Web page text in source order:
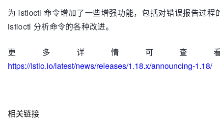
为 istioctl 命令增加了一些增强功能，包括对错误报告过程
istioctl 分析命令的各种改进。
更多详情可查
https://istio.io/latest/news/releases/1.18.x/announcing-1.18/
相关链接